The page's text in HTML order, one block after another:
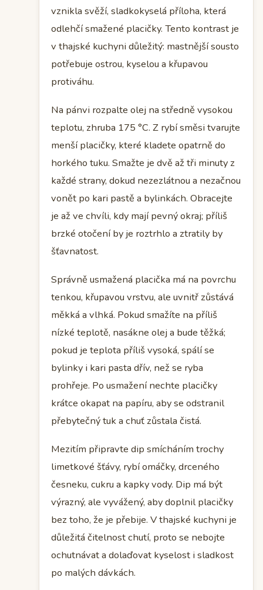
vznikla svěží, sladkokyselá příloha, která
odlehčí smažené placičky. Tento kontrast je
v thajské kuchyni důležitý: mastnější sousto
potřebuje ostrou, kyselou a křupavou
protiváhu.
Na pánvi rozpalte olej na středně vysokou
teplotu, zhruba 175 °C. Z rybí směsi tvarujte
menší placičky, které kladete opatrně do
horkého tuku. Smažte je dvě až tři minuty z
každé strany, dokud nezezlátnou a nezačnou
vonět po kari pastě a bylinkách. Obracejte
je až ve chvíli, kdy mají pevný okraj; příliš
brzké otočení by je roztrhlo a ztratily by
šťavnatost.
Správně usmažená placička má na povrchu
tenkou, křupavou vrstvu, ale uvnitř zůstává
měkká a vlhká. Pokud smažíte na příliš
nízké teplotě, nasákne olej a bude těžká;
pokud je teplota příliš vysoká, spálí se
bylinky i kari pasta dřív, než se ryba
prohřeje. Po usmažení nechte placičky
krátce okapat na papíru, aby se odstranil
přebytečný tuk a chuť zůstala čistá.
Mezitím připravte dip smícháním trochy
limetkové šťávy, rybí omáčky, drceného
česneku, cukru a kapky vody. Dip má být
výrazný, ale vyvážený, aby doplnil placičky
bez toho, že je přebije. V thajské kuchyni je
důležitá čitelnost chutí, proto se nebojte
ochutnávat a dolaďovat kyselost i sladkost
po malých dávkách.